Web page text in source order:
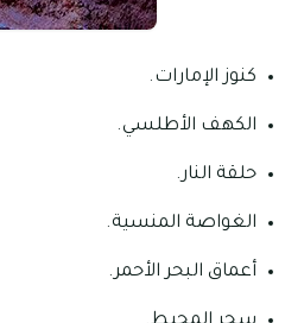
كنوز الإمارات.
الكهف الأطلسي.
حلقة النار.
الغواصة المنسية.
أعماق البحر الأحمر.